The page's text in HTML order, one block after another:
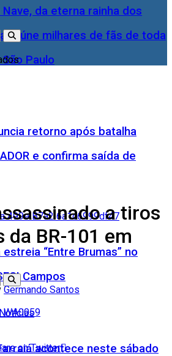
da eterna rainha dos
reúne milhares de fãs de toda
Paulo
retorno após batalha
e confirma saída de
estreia “Entre Brumas” no
Campos
acontece neste sábado
a tiros
da BR-101 em
Germando Santos
on Twitter